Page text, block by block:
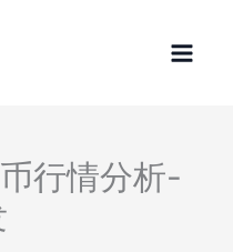
行情分析-